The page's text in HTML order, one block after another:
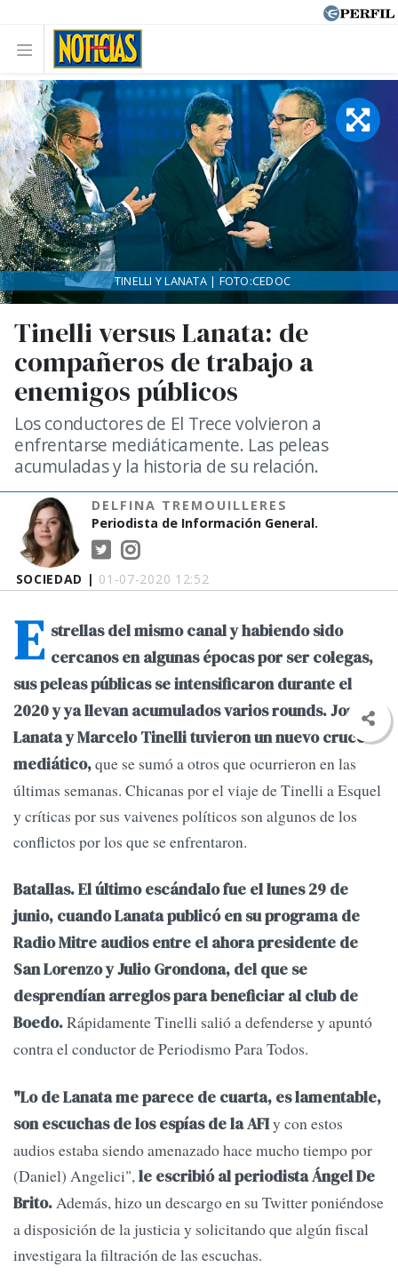
SOCIEDAD | 01-07-2020 12:52
Tinelli versus Lanata: de
compañeros de trabajo a
enemigos públicos
Los conductores de El Trece volvieron a
enfrentarse mediáticamente. Las peleas
acumuladas y la historia de su relación.
DELFINA TREMOUILLERES
Periodista de Información General.
TINELLI Y LANATA | FOTO:CEDOC
E strellas del mismo canal y habiendo sido
cercanos en algunas épocas por ser colegas,
sus peleas públicas se intensificaron durante el
2020 y ya llevan acumulados varios rounds. Jorge
Lanata y Marcelo Tinelli tuvieron un nuevo cruce
mediático,que se sumó a otros que ocurrieron en las
últimas semanas. Chicanas por el viaje de Tinelli a Esquel
y críticas por sus vaivenes políticos son algunos de los
conflictos por los que se enfrentaron.
Batallas. El último escándalo fue el lunes 29 de
junio, cuando Lanata publicó en su programa de
Radio Mitre audios entre el ahora presidente de
San Lorenzo y Julio Grondona, del que se
desprendían arreglos para beneficiar al club de
Boedo.Rápidamente Tinelli salió a defenderse y apuntó
contra el conductor de Periodismo Para Todos.
"Lo de Lanata me parece de cuarta, es lamentable,
son escuchas de los espías de la AFIy con estos
audios estaba siendo amenazado hace mucho tiempo por
(Daniel) Angelici",le escribió al periodista Ángel De
Brito.Además, hizo un descargo en su Twitter poniéndose
a disposición de la justicia y solicitando que algún fiscal
investigara la filtración de las escuchas.